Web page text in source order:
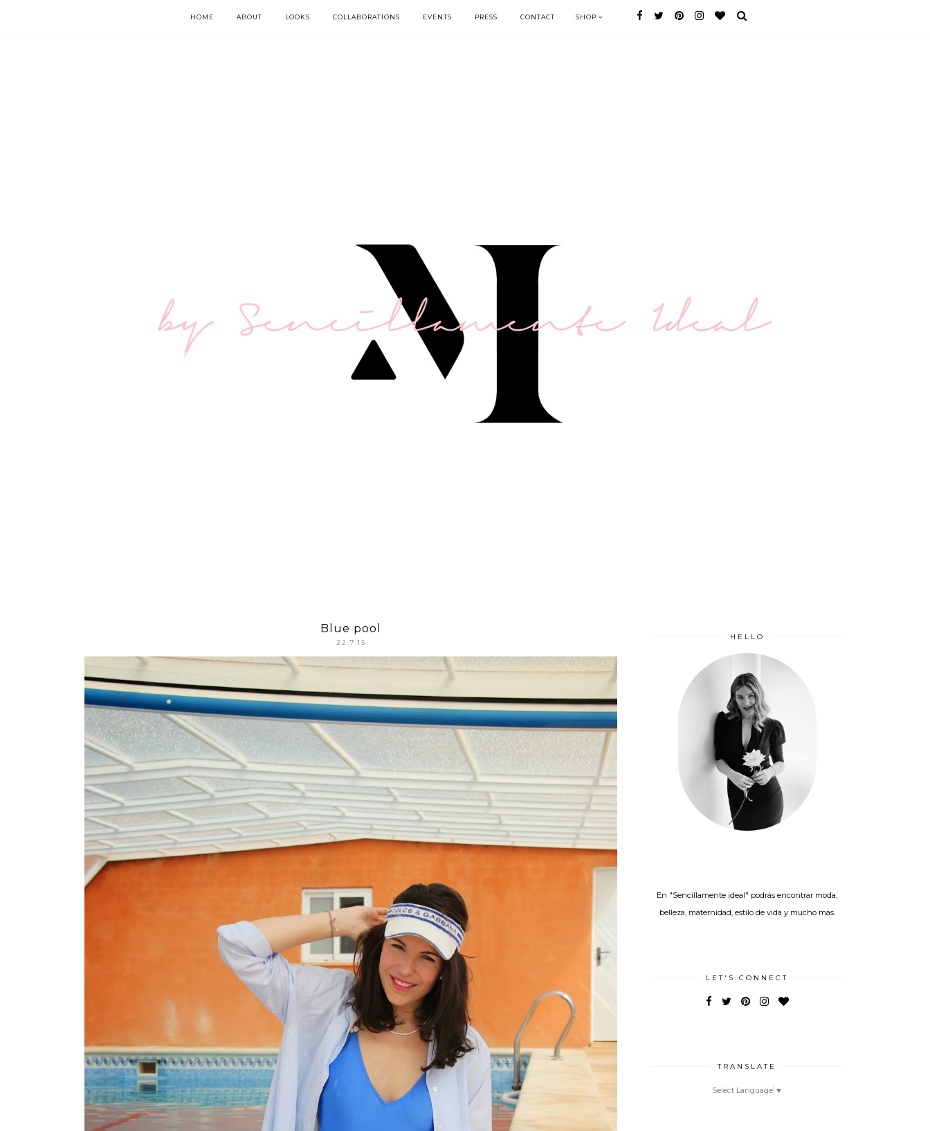
HOME ABOUT LOOKS COLLABORATIONS EVENTS PRESS CONTACT SHOP
Blue pool
22.7.15
HELLO
En "Sencillamente ideal" podrás encontrar moda,
belleza, maternidad, estilo de vida y mucho más.
LET'S CONNECT
TRANSLATE
Select Language ▼